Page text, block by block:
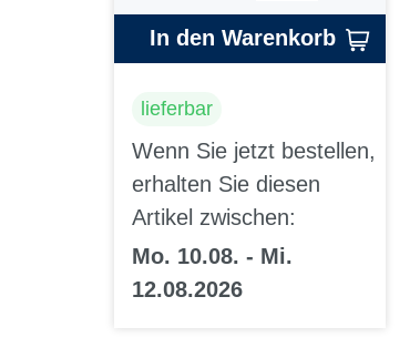
In den Warenkorb
lieferbar
Wenn Sie jetzt bestellen,
erhalten Sie diesen
Artikel zwischen:
Mo. 10.08. - Mi.
12.08.2026